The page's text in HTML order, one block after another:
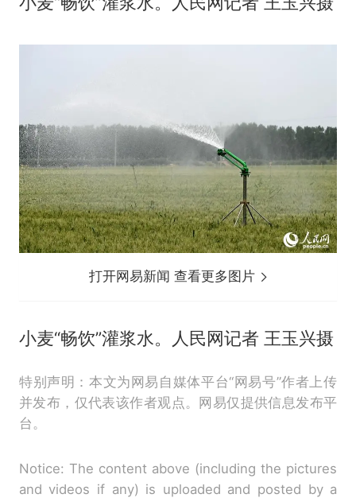
打开网易新闻 查看更多图片
小麦“畅饮”灌浆水。人民网记者 王玉兴摄
特别声明：本文为网易自媒体平台“网易号”作者上传
并发布，仅代表该作者观点。网易仅提供信息发布平
台。
Notice: The content above (including the pictures
and videos if any) is uploaded and posted by a